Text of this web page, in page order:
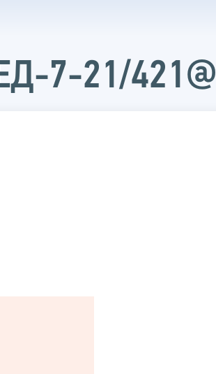
7-21/421@